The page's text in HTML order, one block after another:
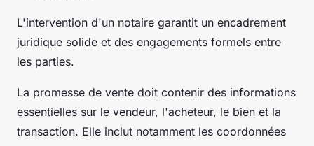
L'intervention d'un notaire garantit un encadrement
juridique solide et des engagements formels entre
les parties.
La promesse de vente doit contenir des informations
essentielles sur le vendeur, l'acheteur, le bien et la
transaction. Elle inclut notamment les coordonnées